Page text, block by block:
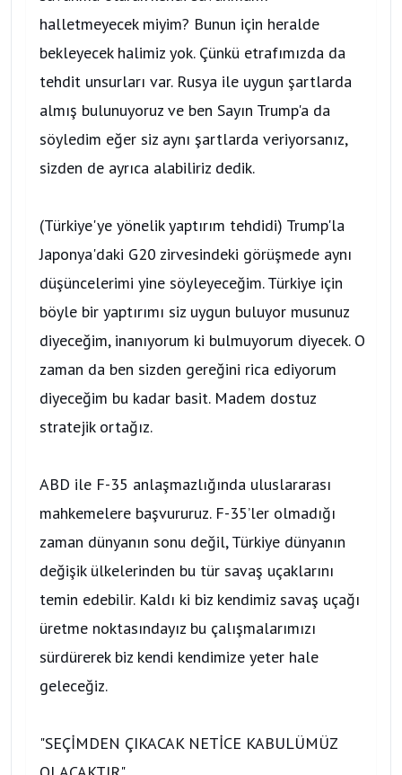
halletmeyecek miyim? Bunun için heralde
bekleyecek halimiz yok. Çünkü etrafımızda da
tehdit unsurları var. Rusya ile uygun şartlarda
almış bulunuyoruz ve ben Sayın Trump'a da
söyledim eğer siz aynı şartlarda veriyorsanız,
sizden de ayrıca alabiliriz dedik.
(Türkiye'ye yönelik yaptırım tehdidi) Trump'la
Japonya'daki G20 zirvesindeki görüşmede aynı
düşüncelerimi yine söyleyeceğim. Türkiye için
böyle bir yaptırımı siz uygun buluyor musunuz
diyeceğim, inanıyorum ki bulmuyorum diyecek. O
zaman da ben sizden gereğini rica ediyorum
diyeceğim bu kadar basit. Madem dostuz
stratejik ortağız.
ABD ile F-35 anlaşmazlığında uluslararası
mahkemelere başvururuz. F-35’ler olmadığı
zaman dünyanın sonu değil, Türkiye dünyanın
değişik ülkelerinden bu tür savaş uçaklarını
temin edebilir. Kaldı ki biz kendimiz savaş uçağı
üretme noktasındayız bu çalışmalarımızı
sürdürerek biz kendi kendimize yeter hale
geleceğiz.
"SEÇİMDEN ÇIKACAK NETİCE KABULÜMÜZ